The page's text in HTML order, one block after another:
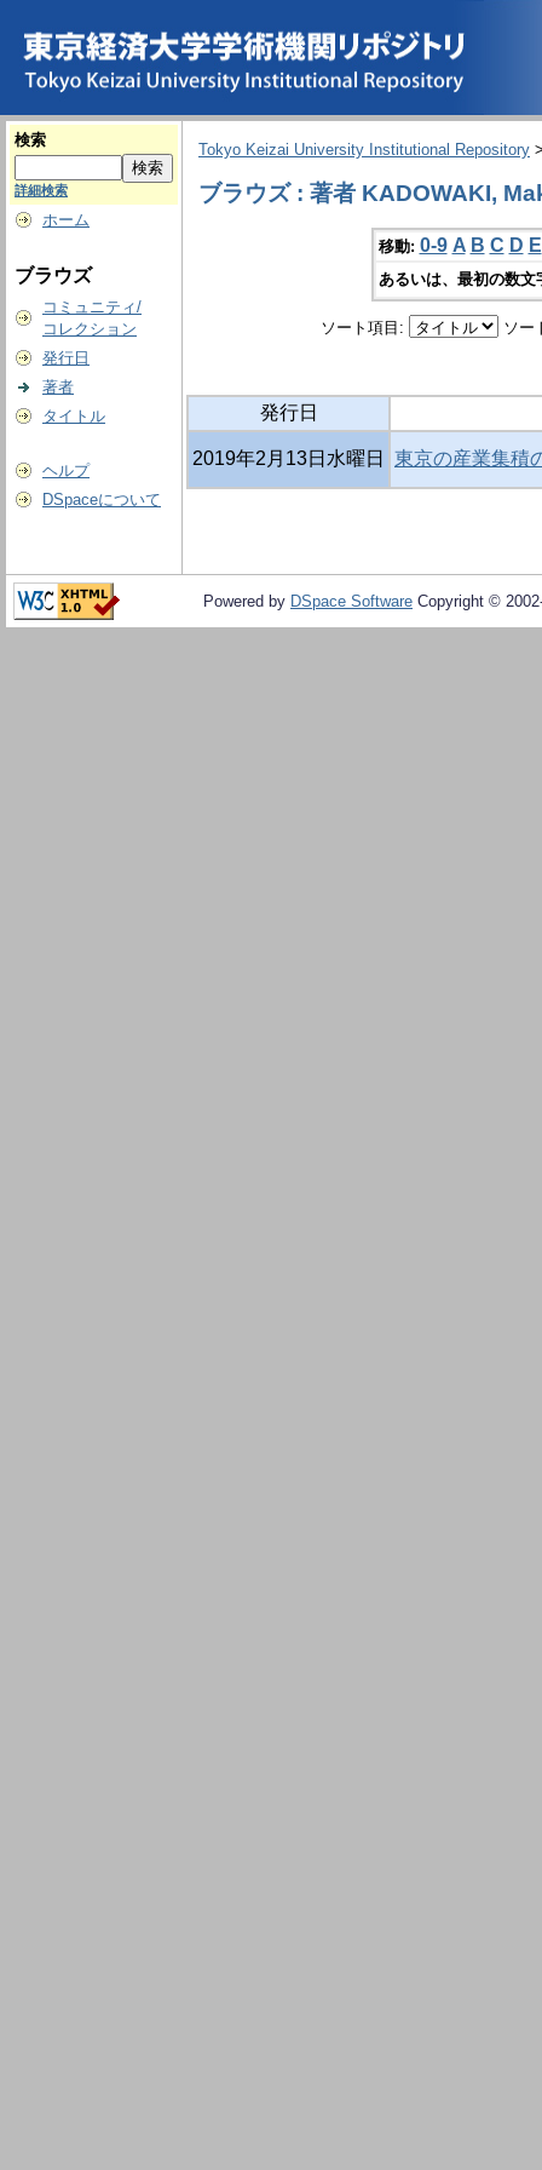
検索
詳細検索
ホーム
ブラウズ
コミュニティ/
コレクション
発行日
著者
タイトル
ヘルプ
DSpaceについて
Tokyo Keizai University Institutional Repository
ブラウズ : 著者 KADOWAKI,
移動: 0-9 A B C D E
あるいは、最初の数
ソート項目: ソー
発行日
2019年2月13日水曜日 東京の産業集積
Powered by DSpace Software Copyright ©